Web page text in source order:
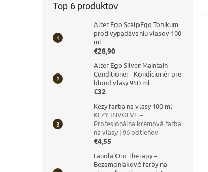
Top 6 produktov
Alter Ego ScalpEgo Tonikum
proti vypadávaniu vlasov 100
ml
€28,90
Alter Ego Silver Maintain
Conditioner - Kondicionér pre
blond vlasy 950 ml
€32
Kezy farba na vlasy 100 ml
KEZY INVOLVE –
Profesionálna krémová farba
na vlasy | 96 odtieňov
€4,55
Fanola Oro Therapy –
Bezamoniakové farby na